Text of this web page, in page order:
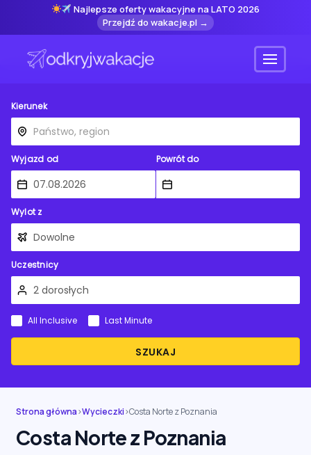
Najlepsze oferty wakacyjne na LATO 2026
Przejdź do wakacje.pl →
Menu
Kierunek
Wyjazd od Powrót do
Wylot z
Uczestnicy
SZUKAJ
All Inclusive Last Minute
Strona główna›Wycieczki›Costa Norte z Poznania
Costa Norte z Poznania